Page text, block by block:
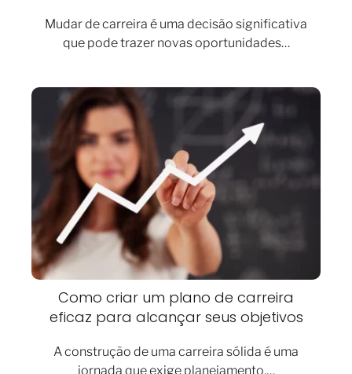
Mudar de carreira é uma decisão significativa
que pode trazer novas oportunidades…
Como criar um plano de carreira
eficaz para alcançar seus objetivos
A construção de uma carreira sólida é uma
jornada que exige planejamento,…